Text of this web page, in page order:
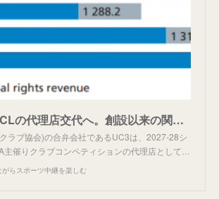
【速報】欧州CLの代理店交代へ。創設以来の関係に終止符。
ラブ協会)の合弁会社であるUC3は、2027-28シ
主催りクラブコンペティションの代理店として…
らスポーツ中継を楽しむ